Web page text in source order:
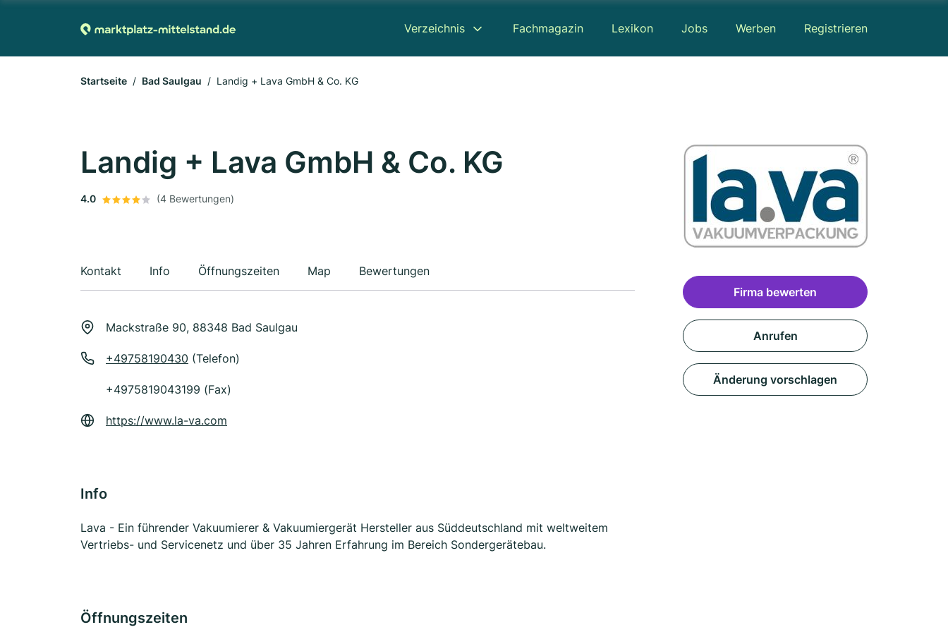
Verzeichnis Fachmagazin Lexikon Jobs Werben Registrieren
Startseite Bad Saulgau Landig + Lava GmbH & Co. KG
Landig + Lava GmbH & Co. KG
4.0 (4 Bewertungen)
Kontakt Info Öffnungszeiten Map Bewertungen
Mackstraße 90, 88348 Bad Saulgau
+49758190430 (Telefon)
+4975819043199 (Fax)
https://www.la-va.com
Info
Lava - Ein führender Vakuumierer & Vakuumiergerät Hersteller aus Süddeutschland mit weltweitem
Vertriebs- und Servicenetz und über 35 Jahren Erfahrung im Bereich Sondergerätebau.
Öffnungszeiten
Firma bewerten
Anrufen
Änderung vorschlagen